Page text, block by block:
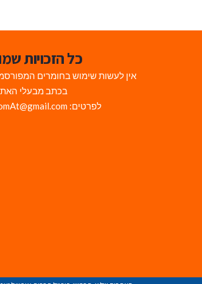
כל הזכויות
אין לעשות שימוש בחומרים
בכתב מבעלי
לפרטים: Avihai.ZoomAt@gmail.com